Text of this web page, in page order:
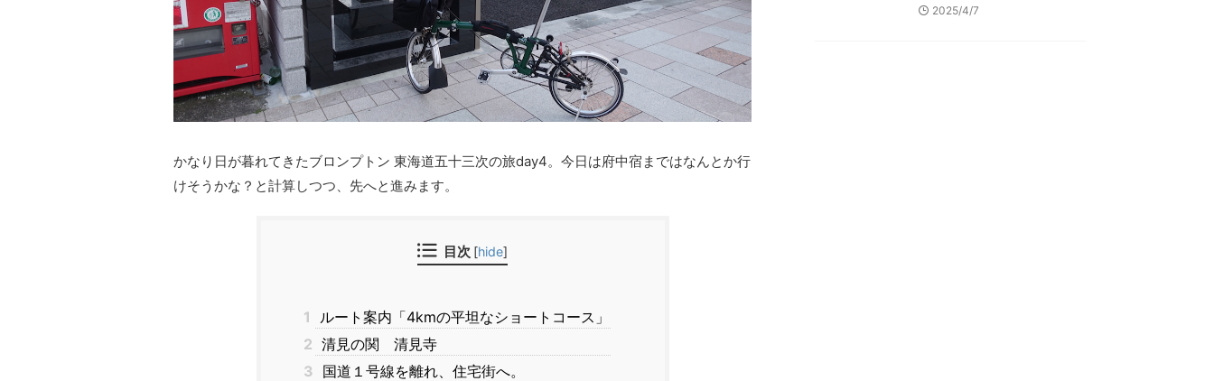
かなり日が暮れてきたブロンプトン 東海道五十三次の旅day4。今日は府中宿まではなんとか行
けそうかな？と計算しつつ、先へと進みます。
目次 [hide]
1
ルート案内「4kmの平坦なショートコース」
2 清見の関 清見寺
3 国道１号線を離れ、住宅街へ。
2025/4/7